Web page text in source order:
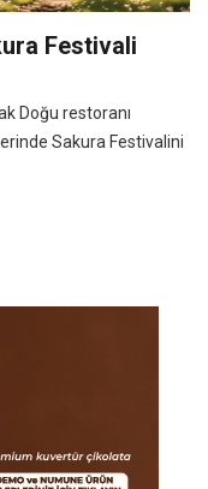
Festivali
Doğu restoranı
Sakura Festivalini